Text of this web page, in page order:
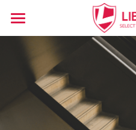
關於程俊昌
精華文章
所有博客分類
服務內容